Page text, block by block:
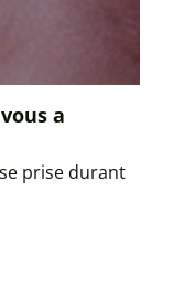
a
prise durant